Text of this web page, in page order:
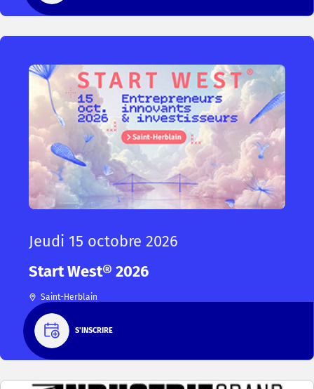
Jeudi 15 octobre 2026
Start West® 2026
Saint-Herblain
S'INSCRIRE